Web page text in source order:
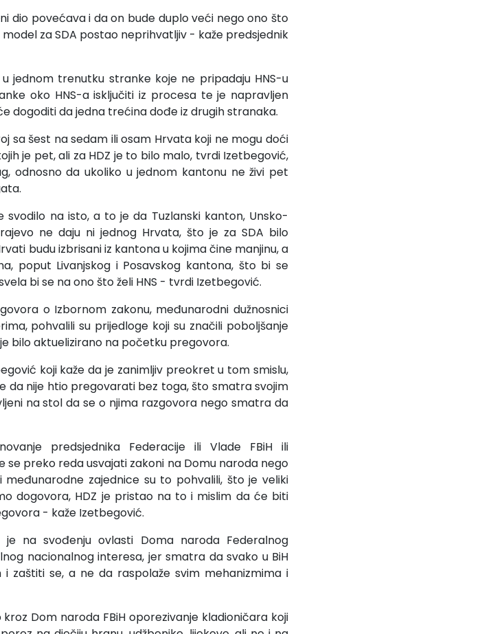
dio povećava i da on bude duplo veći nego ono što
za SDA postao neprihvatljiv - kaže predsjednik
jednom trenutku stranke koje ne pripadaju HNS-u
oko HNS-a isključiti iz procesa te je napravljen
dogoditi da jedna trećina dođe iz drugih stranaka.
sa šest na sedam ili osam Hrvata koji ne mogu doći
je pet, ali za HDZ je to bilo malo, tvrdi Izetbegović,
odnosno da ukoliko u jednom kantonu ne živi pet
na isto, a to je da Tuzlanski kanton, Unsko-
ne daju ni jednog Hrvata, što je za SDA bilo
budu izbrisani iz kantona u kojima čine manjinu, a
poput Livanjskog i Posavskog kantona, što bi se
bi se na ono što želi HNS - tvrdi Izetbegović.
o Izbornom zakonu, međunarodni dužnosnici
pohvalili su prijedloge koji su značili poboljšanje
bilo aktuelizirano na početku pregovora.
koji kaže da je zanimljiv preokret u tom smislu,
da nije htio pregovarati bez toga, što smatra svojim
na stol da se o njima razgovora nego smatra da
predsjednika Federacije ili Vlade FBiH ili
se preko reda usvajati zakoni na Domu naroda nego
zajednice su to pohvalili, što je veliki
dogovora, HDZ je pristao na to i mislim da će biti
- kaže Izetbegović.
je na svođenju ovlasti Doma naroda Federalnog
nacionalnog interesa, jer smatra da svako u BiH
zaštiti se, a ne da raspolaže svim mehanizmima i
Dom naroda FBiH oporezivanje kladioničara koji